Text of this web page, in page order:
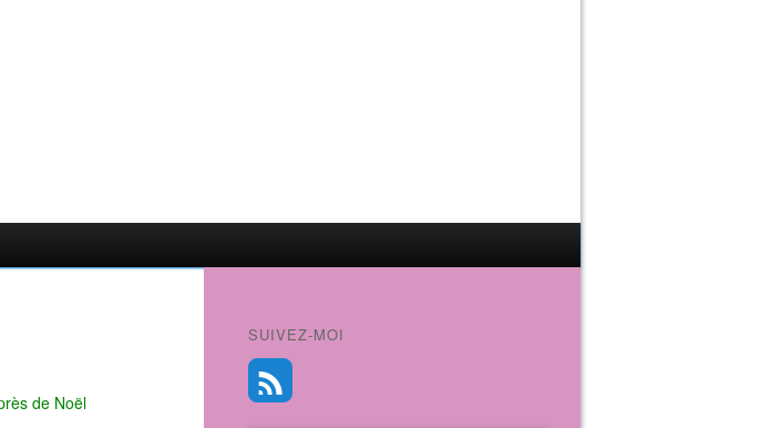
de Noël
SUIVEZ-MOI